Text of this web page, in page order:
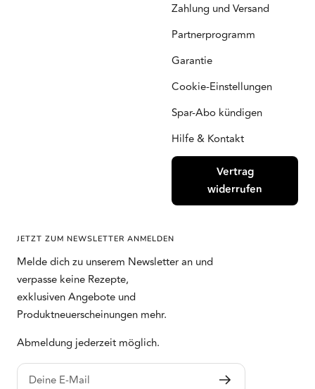
Zahlung und Versand
Partnerprogramm
Garantie
Cookie-Einstellungen
Spar-Abo kündigen
Hilfe & Kontakt
Vertrag
widerrufen
JETZT ZUM NEWSLETTER ANMELDEN
Melde dich zu unserem Newsletter an und
verpasse keine Rezepte,
exklusiven Angebote und
Produktneuerscheinungen mehr.
Abmeldung jederzeit möglich.
Deine E-Mail